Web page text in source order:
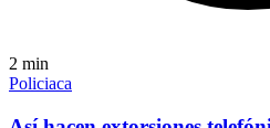
2 min
Policiaca